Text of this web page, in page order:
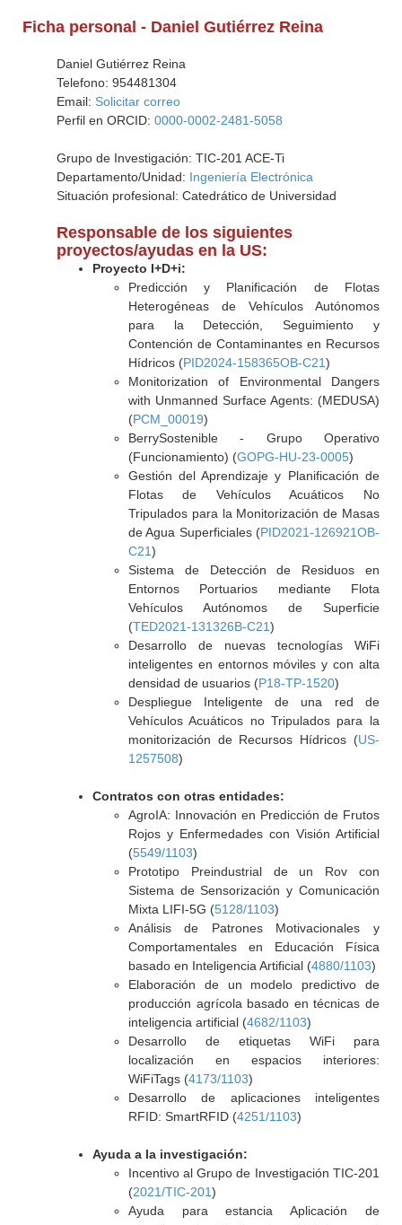
Ficha personal - Daniel Gutiérrez Reina
Daniel Gutiérrez Reina
Telefono: 954481304
Email: Solicitar correo
Perfil en ORCID: 0000-0002-2481-5058
Grupo de Investigación: TIC-201 ACE-Ti
Departamento/Unidad: Ingeniería Electrónica
Situación profesional: Catedrático de Universidad
Responsable de los siguientes
proyectos/ayudas en la US:
Proyecto I+D+i:
Predicción y Planificación de Flotas
Heterogéneas de Vehículos Autónomos
para la Detección, Seguimiento y
Contención de Contaminantes en Recursos
Hídricos (PID2024-158365OB-C21)
Monitorization of Environmental Dangers
with Unmanned Surface Agents: (MEDUSA)
(PCM_00019)
BerrySostenible - Grupo Operativo
(Funcionamiento) (GOPG-HU-23-0005)
Gestión del Aprendizaje y Planificación de
Flotas de Vehículos Acuáticos No
Tripulados para la Monitorización de Masas
de Agua Superficiales (PID2021-126921OB-
C21)
Sistema de Detección de Residuos en
Entornos Portuarios mediante Flota
Vehículos Autónomos de Superficie
(TED2021-131326B-C21)
Desarrollo de nuevas tecnologías WiFi
inteligentes en entornos móviles y con alta
densidad de usuarios (P18-TP-1520)
Despliegue Inteligente de una red de
Vehículos Acuáticos no Tripulados para la
monitorización de Recursos Hídricos (US-
1257508)
Contratos con otras entidades:
AgroIA: Innovación en Predicción de Frutos
Rojos y Enfermedades con Visión Artificial
(5549/1103)
Prototipo Preindustrial de un Rov con
Sistema de Sensorización y Comunicación
Mixta LIFI-5G (5128/1103)
Análisis de Patrones Motivacionales y
Comportamentales en Educación Física
basado en Inteligencia Artificial (4880/1103)
Elaboración de un modelo predictivo de
producción agrícola basado en técnicas de
inteligencia artificial (4682/1103)
Desarrollo de etiquetas WiFi para
localización en espacios interiores:
WiFiTags (4173/1103)
Desarrollo de aplicaciones inteligentes
RFID: SmartRFID (4251/1103)
Ayuda a la investigación:
Incentivo al Grupo de Investigación TIC-201
(2021/TIC-201)
Ayuda para estancia Aplicación de